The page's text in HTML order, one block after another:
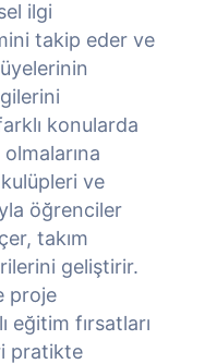
ilgi
takip eder ve
konularda
ve
öğrenciler
takım
geliştirir.
proje
eğitim fırsatları
pratikte